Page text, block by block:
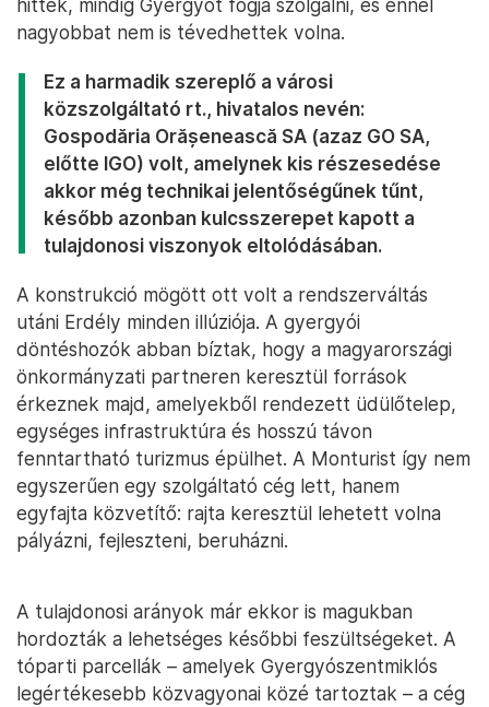
hitték, mindig Gyergyót fogja szolgálni, és ennél
nagyobbat nem is tévedhettek volna.
Ez a harmadik szereplő a városi
közszolgáltató rt., hivatalos nevén:
Gospodăria Orășenească SA (azaz GO SA,
előtte IGO) volt, amelynek kis részesedése
akkor még technikai jelentőségűnek tűnt,
később azonban kulcsszerepet kapott a
tulajdonosi viszonyok eltolódásában.
A konstrukció mögött ott volt a rendszerváltás
utáni Erdély minden illúziója. A gyergyói
döntéshozók abban bíztak, hogy a magyarországi
önkormányzati partneren keresztül források
érkeznek majd, amelyekből rendezett üdülőtelep,
egységes infrastruktúra és hosszú távon
fenntartható turizmus épülhet. A Monturist így nem
egyszerűen egy szolgáltató cég lett, hanem
egyfajta közvetítő: rajta keresztül lehetett volna
pályázni, fejleszteni, beruházni.
A tulajdonosi arányok már ekkor is magukban
hordozták a lehetséges későbbi feszültségeket. A
tóparti parcellák – amelyek Gyergyószentmiklós
legértékesebb közvagyonai közé tartoztak – a cég